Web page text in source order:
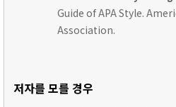
Guide of APA Style.
Association.
저자를 모를 경우